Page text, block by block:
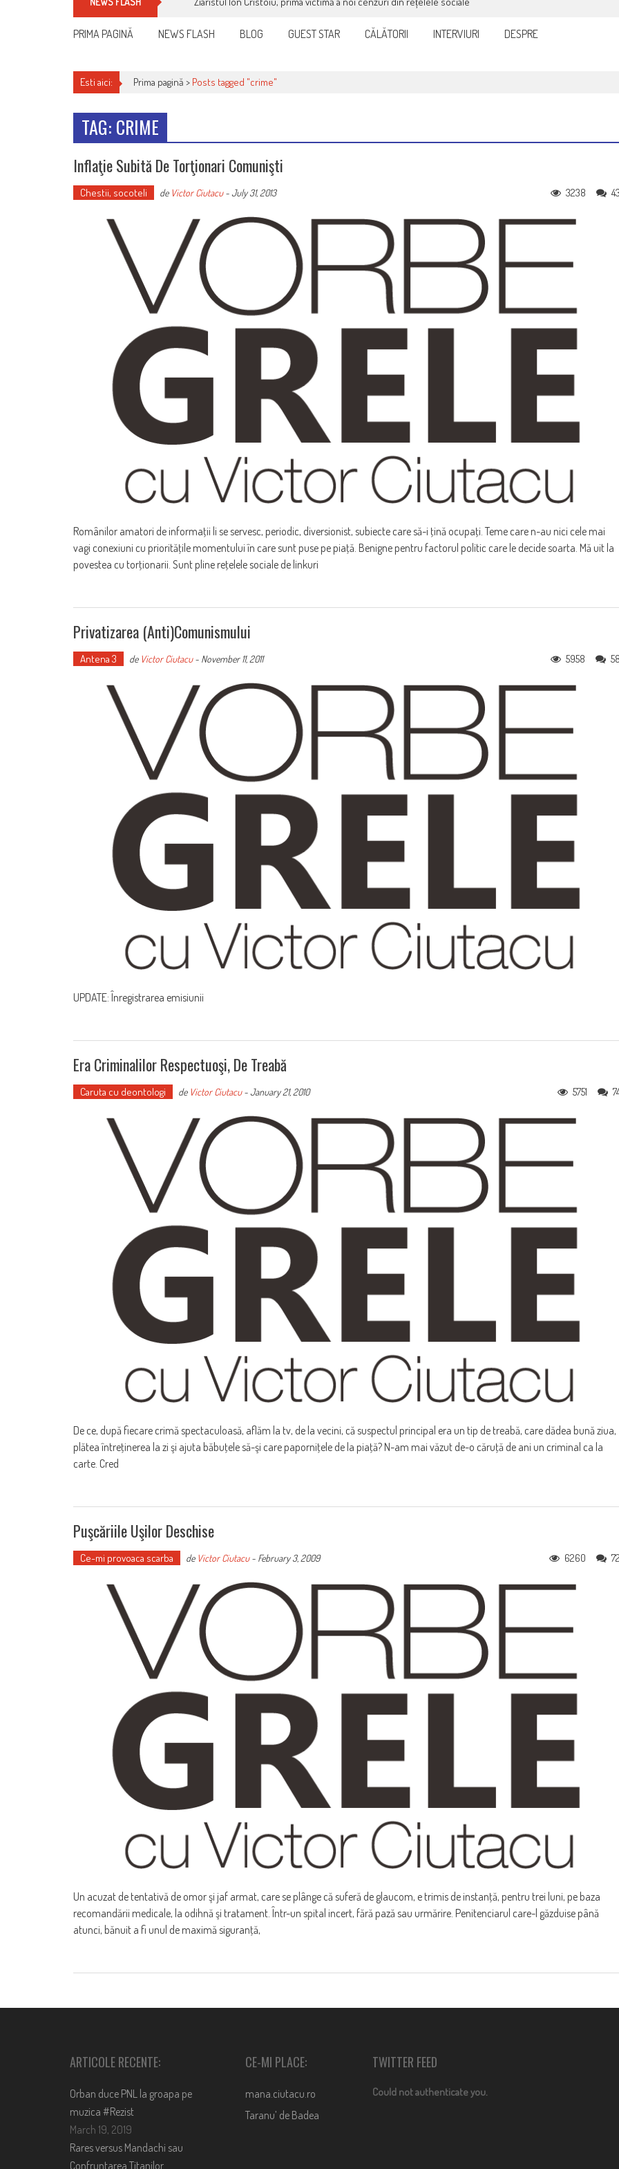
PRIMA PAGINĂ NEWS FLASH BLOG GUEST STAR CĂLĂTORII INTERVIURI DESPRE
Esti aici: Prima pagină > Posts tagged "crime"
TAG: CRIME
Inflaţie Subită De Torţionari Comunişti
Chestii, socoteli de Victor Ciutacu-July 31, 2013 3238
Românilor amatori de informaţii li se servesc, periodic, diversionist, subiecte care să-i ţină ocupaţi. Teme care n-au nici cele mai
vagi conexiuni cu priorităţile momentului în care sunt puse pe piaţă. Benigne pentru factorul politic care le decide soarta. Mă uit la
povestea cu torţionarii. Sunt pline reţelele sociale de linkuri
Privatizarea (anti)comunismului
Antena 3 de Victor Ciutacu- November 11, 2011 5958
UPDATE: Înregistrarea emisiunii
Era Criminalilor Respectuoşi, De Treabă
Caruta cu deontologi de Victor Ciutacu-January 21, 2010 5751
De ce, după fiecare crimă spectaculoasă, aflăm la tv, de la vecini, că suspectul principal era un tip de treabă, care dădea bună ziua,
plătea întreţinerea la zi şi ajuta băbuţele să-şi care paporniţele de la piaţă? N-am mai văzut de-o căruţă de ani un criminal ca la
carte. Cred
Puşcăriile Uşilor Deschise
Ce-mi provoaca scarba de Victor Ciutacu- February 3, 2009 6260
Un acuzat de tentativă de omor şi jaf armat, care se plânge că suferă de glaucom, e trimis de instanţă, pentru trei luni, pe baza
recomandării medicale, la odihnă şi tratament. Într-un spital incert, fără pază sau urmărire. Penitenciarul care-l găzduise până
atunci, bănuit a fi unul de maximă siguranţă,
ARTICOLE RECENTE:
Orban duce PNL la groapa pe
muzica #Rezist
March 19, 2019
Rares versus Mandachi sau
Confruntarea Titanilor
CE-MI PLACE:
mana.ciutacu.ro
Taranu’ de Badea
TWITTER FEED
Could not authenticate you.